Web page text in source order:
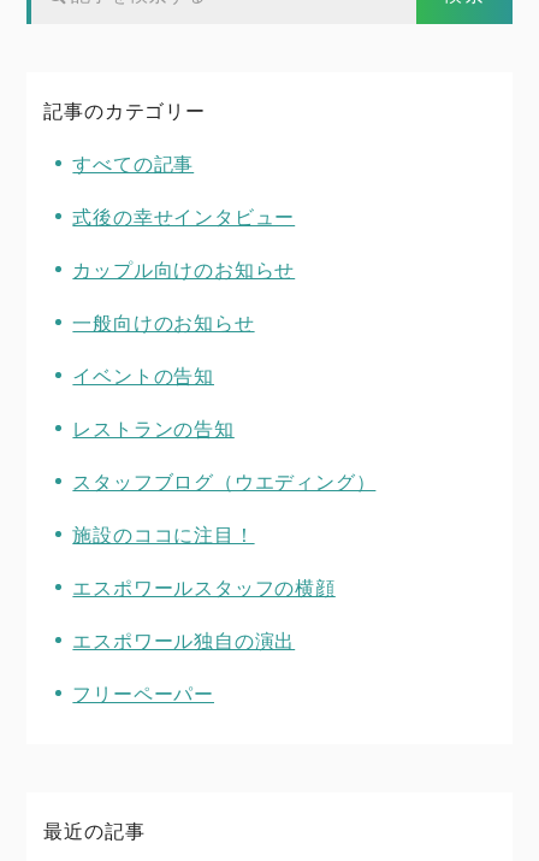
記事のカテゴリー
すべての記事
式後の幸せインタビュー
カップル向けのお知らせ
一般向けのお知らせ
イベントの告知
レストランの告知
スタッフブログ（ウエディング）
施設のココに注目！
エスポワールスタッフの横顔
エスポワール独自の演出
フリーペーパー
最近の記事